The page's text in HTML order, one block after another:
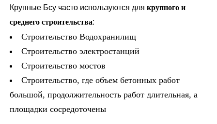
Крупные Бсу часто используются для крупного и
среднего строительства:
Строительство Водохранилищ
Строительство электростанций
Строительство мостов
Строительство, где объем бетонных работ
большой, продолжительность работ длительная, а
площадки сосредоточены